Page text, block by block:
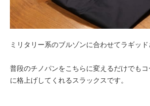
ミリタリー系のブルゾンに合わせてラギッ
普段のチノパンをこちらに変えるだけでも
に格上げしてくれるスラックスです。